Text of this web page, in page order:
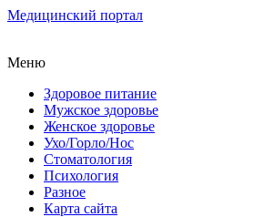
Медицинский портал
Меню
Здоровое питание
Мужское здоровье
Женское здоровье
Ухо/Горло/Нос
Стоматология
Психология
Разное
Карта сайта